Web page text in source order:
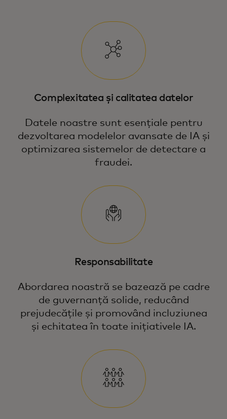
Complexitatea și calitatea datelor
Datele noastre sunt esențiale pentru
dezvoltarea modelelor avansate de IA și
optimizarea sistemelor de detectare a
fraudei.
Responsabilitate
Abordarea noastră se bazează pe cadre
de guvernanță solide, reducând
prejudecățile și promovând incluziunea
și echitatea în toate inițiativele IA.